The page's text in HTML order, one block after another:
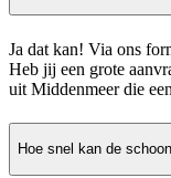
Ja dat kan! Via ons
Heb jij een grote
uit Middenmeer die
Hoe snel kan de